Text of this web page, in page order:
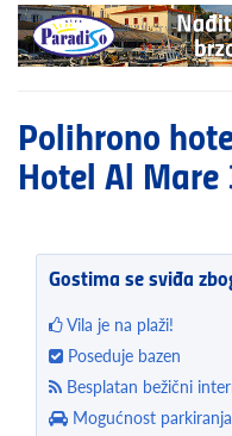
Polihrono
Hotel Al Mare
Gostima se sviđa
Vila je na plaži!
Poseduje bazen
Besplatan bežični
Mogućnost parkiranja